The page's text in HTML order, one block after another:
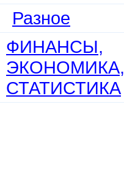
Разное
ФИНАНСЫ,
ЭКОНОМИКА,
СТАТИСТИКА